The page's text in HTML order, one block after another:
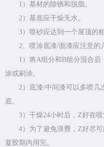
1）基材的除锈和脱脂。
2）基底应干燥无水。
3）喷砂应达到一个屋顶的粗
2、喷涂底漆/面漆应注意的
1）将A组分和B组分混合后
涂或刷涂。
2）底漆/中间漆可以多喷几
底。
3）干燥24小时后，Z好在喷
4）为了避免浪费，Z好尽可
凝胶期内用完。